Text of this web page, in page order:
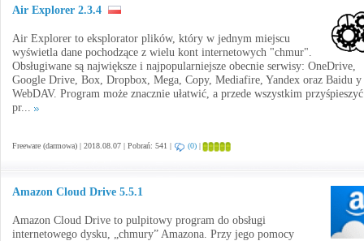
Air Explorer 2.3.4
Air Explorer to eksplorator plików, który w jednym miejscu
wyświetla dane pochodzące z wielu kont internetowych "chmur".
Obsługiwane są największe i najpopularniejsze obecnie serwisy: OneDrive,
Google Drive, Box, Dropbox, Mega, Copy, Mediafire, Yandex oraz Baidu y
WebDAV. Program może znacznie ułatwić, a przede wszystkim przyśpieszyć
pr...
Freeware (darmowa) | 2018.08.07 | Pobrań: 541 | (0) |
Amazon Cloud Drive 5.5.1
Amazon Cloud Drive to pulpitowy program do obsługi
internetowego dysku, „chmury” Amazona. Przy jego pomocy